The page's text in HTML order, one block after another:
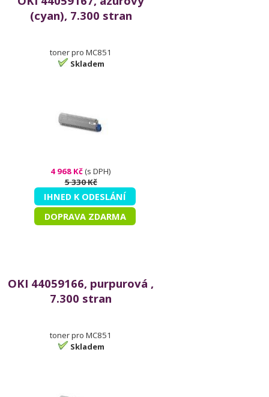
(cyan), 7.300 stran
toner pro MC851
Skladem
4 968 Kč(s DPH)
5 330 Kč
IHNED K ODESLÁNÍ
DOPRAVA ZDARMA
OKI 44059166, purpurová ,
7.300 stran
toner pro MC851
Skladem